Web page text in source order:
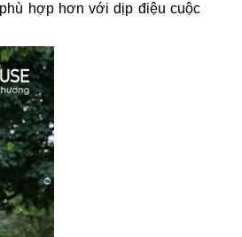
hợp hơn với dịp điệu cuộc